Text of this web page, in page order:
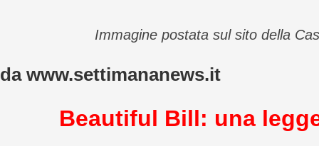
Immagine postata sul sito della
da www.settimananews.it
Beautiful Bill: una